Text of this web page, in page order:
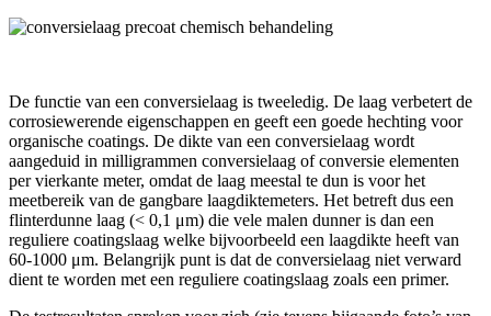
De functie van een conversielaag is tweeledig. De laag verbetert de
corrosiewerende eigenschappen en geeft een goede hechting voor
organische coatings. De dikte van een conversielaag wordt
aangeduid in milligrammen conversielaag of conversie elementen
per vierkante meter, omdat de laag meestal te dun is voor het
meetbereik van de gangbare laagdiktemeters. Het betreft dus een
flinterdunne laag (< 0,1 μm) die vele malen dunner is dan een
reguliere coatingslaag welke bijvoorbeeld een laagdikte heeft van
60-1000 μm. Belangrijk punt is dat de conversielaag niet verward
dient te worden met een reguliere coatingslaag zoals een primer.